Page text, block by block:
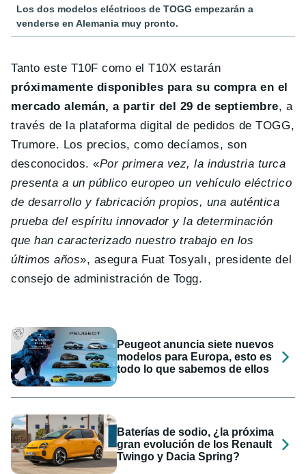
Los dos modelos eléctricos de TOGG empezarán a
venderse en Alemania muy pronto.
Tanto este T10F como el T10X estarán
próximamente disponibles para su compra en el
mercado alemán, a partir del 29 de septiembre, a
través de la plataforma digital de pedidos de TOGG,
Trumore. Los precios, como decíamos, son
desconocidos. «Por primera vez, la industria turca
presenta a un público europeo un vehículo eléctrico
de desarrollo y fabricación propios, una auténtica
prueba del espíritu innovador y la determinación
que han caracterizado nuestro trabajo en los
últimos años», asegura Fuat Tosyalı, presidente del
consejo de administración de Togg.
Peugeot anuncia siete nuevos
modelos para Europa, esto es
todo lo que sabemos de ellos
Baterías de sodio, ¿la próxima
gran evolución de los Renault
Twingo y Dacia Spring?